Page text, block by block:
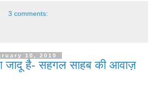
3 comments:
10, 2010
जादू है- सहगल साहब की आवाज़